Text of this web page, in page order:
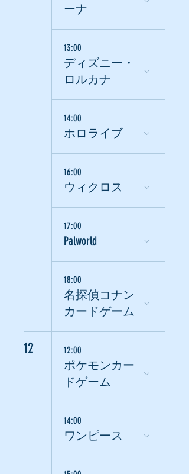
ーナ
13:00
ディズニー・
ロルカナ
14:00
ホロライブ
16:00
ウィクロス
17:00
Palworld
18:00
名探偵コナン
カードゲーム
12 12:00
ポケモンカー
ドゲーム
14:00
ワンピース